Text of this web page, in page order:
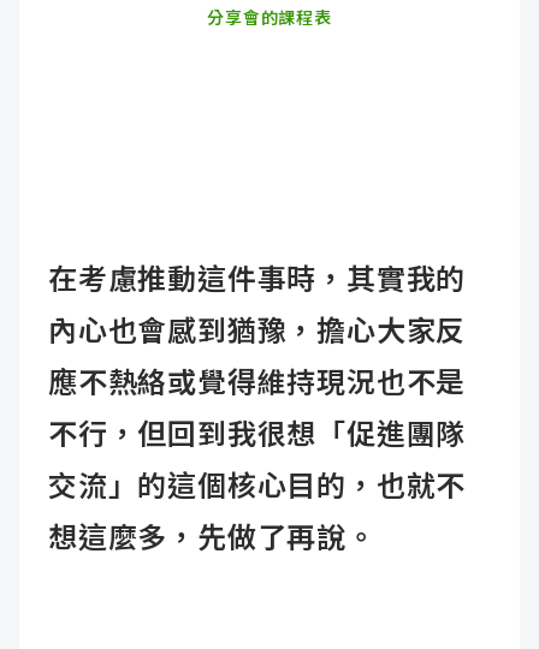
分享會的課程表
在考慮推動這件事時，其實我的
內心也會感到猶豫，擔心大家反
應不熱絡或覺得維持現況也不是
不行，但回到我很想「促進團隊
交流」的這個核心目的，也就不
想這麼多，先做了再說。